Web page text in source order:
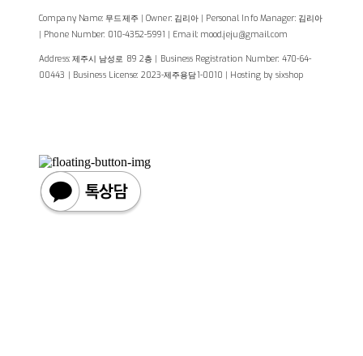
Company Name: 무드제주 | Owner: 김리아 | Personal Info Manager: 김리아
| Phone Number: 010-4352-5991 | Email: mood.jeju@gmail.com
Address: 제주시 남성로 89 2층 | Business Registration Number: 470-64-
00443 | Business License: 2023-제주용담1-0010 | Hosting by sixshop